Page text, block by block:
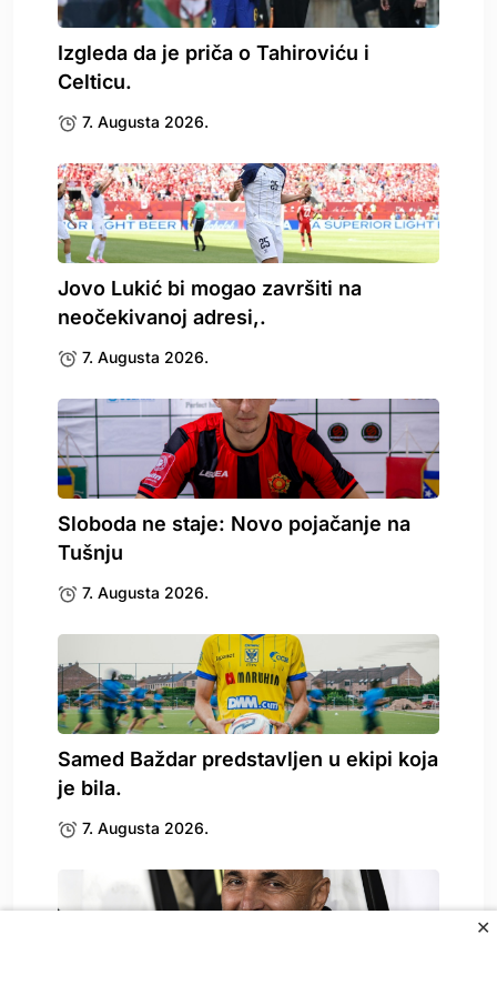
✕
Izgleda da je priča o Tahiroviću i
Celticu.
7. Augusta 2026.
Jovo Lukić bi mogao završiti na
neočekivanoj adresi,.
7. Augusta 2026.
Sloboda ne staje: Novo pojačanje na
Tušnju
7. Augusta 2026.
Samed Baždar predstavljen u ekipi koja
je bila.
7. Augusta 2026.